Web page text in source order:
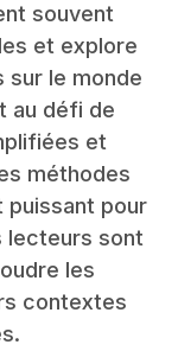
souvent
et explore
sur le monde
au défi de
et
méthodes
puissant pour
lecteurs sont
les
contextes